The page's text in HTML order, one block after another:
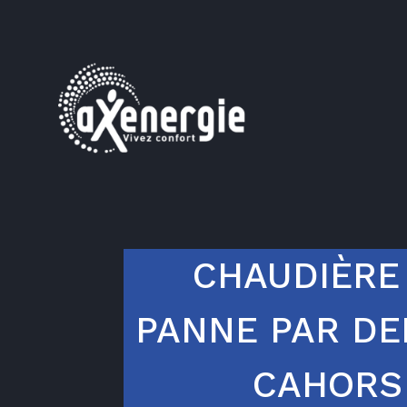
PANNE PAR
CAHORS